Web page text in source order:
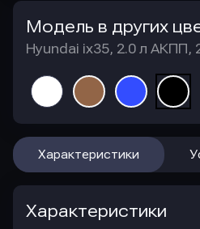
Модель в других
Hyundai ix35, 2.0 л АКПП,
Характеристики
Характеристики